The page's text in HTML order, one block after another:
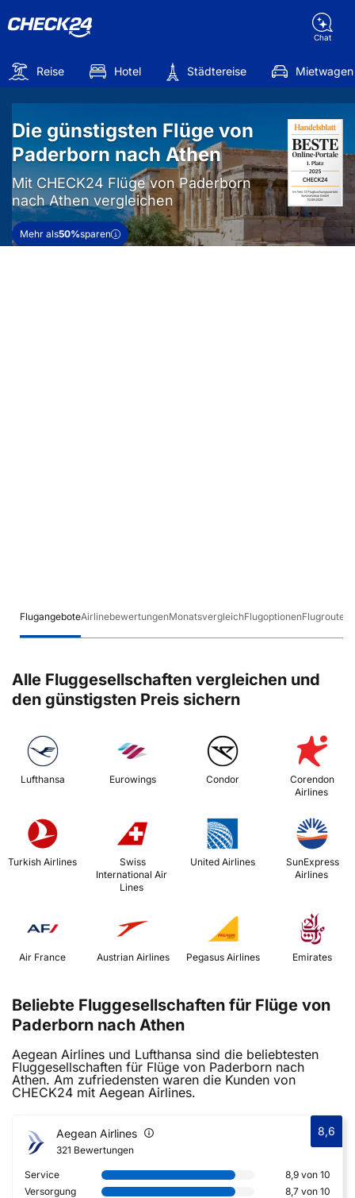
Chat
Reise Hotel Städtereise Mietwagen
Die günstigsten Flüge von
Paderborn nach Athen
Mit CHECK24 Flüge von Paderborn
nach Athen vergleichen
Mehr als50%sparen
FlugangeboteAirlinebewertungenMonatsvergleichFlugoptionenFlugrouten
Alle Fluggesellschaften vergleichen und
den günstigsten Preis sichern
Lufthansa Eurowings Condor
Corendon
Airlines
Turkish Airlines
International Air
Lines
United Airlines
Airlines
Air France Austrian Airlines Emirates
Beliebte Fluggesellschaften für Flüge von
Paderborn nach Athen
Aegean Airlines und Lufthansa sind die beliebtesten
Fluggesellschaften für Flüge von Paderborn nach
Athen. Am zufriedensten waren die Kunden von
CHECK24 mit Aegean Airlines.
Aegean Airlines
321 Bewertungen
8,6
Service
8,9 von 10
Versorgung
8,7 von 10